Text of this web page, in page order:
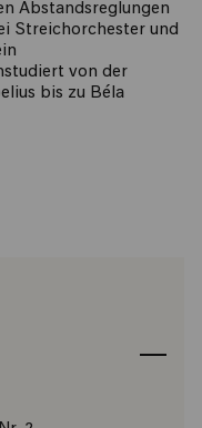
Abstandsreglungen
Streichorchester und
von der
bis zu Béla